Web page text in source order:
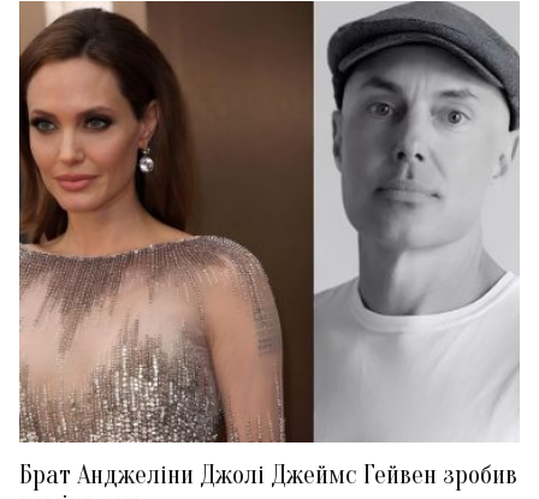
Брат Анджеліни Джолі Джеймс Гейвен зробив